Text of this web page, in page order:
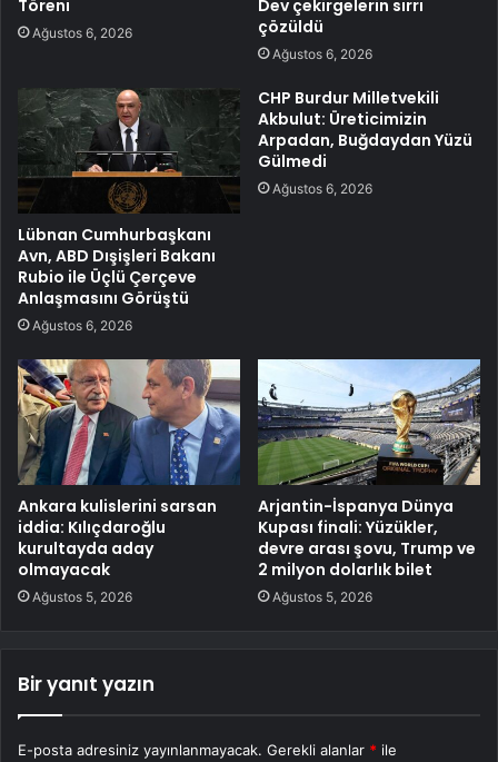
Töreni
Ağustos 6, 2026
Dev çekirgelerin sırrı
çözüldü
Ağustos 6, 2026
Lübnan Cumhurbaşkanı
Avn, ABD Dışişleri Bakanı
Rubio ile Üçlü Çerçeve
Anlaşmasını Görüştü
Ağustos 6, 2026
CHP Burdur Milletvekili
Akbulut: Üreticimizin
Arpadan, Buğdaydan Yüzü
Gülmedi
Ağustos 6, 2026
Ankara kulislerini sarsan
iddia: Kılıçdaroğlu
kurultayda aday
olmayacak
Ağustos 5, 2026
Arjantin-İspanya Dünya
Kupası finali: Yüzükler,
devre arası şovu, Trump ve
2 milyon dolarlık bilet
Ağustos 5, 2026
Bir yanıt yazın
E-posta adresiniz yayınlanmayacak. Gerekli alanlar * ile